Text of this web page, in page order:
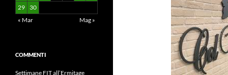
29
30
« Mar
Mag »
COMMENTI
Settimane FIT all’Ermitage